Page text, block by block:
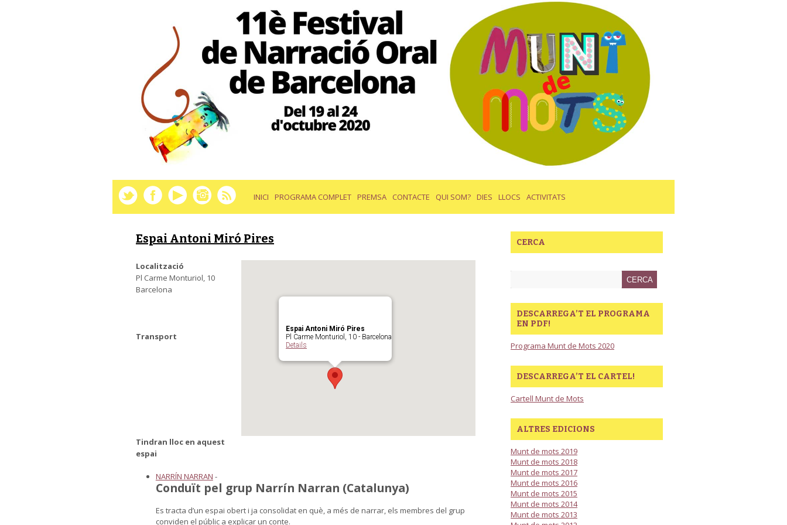
INICI PROGRAMA COMPLET PREMSA CONTACTE QUI SOM? DIES LLOCS ACTIVITATS
Espai Antoni Miró Pires
Espai Antoni Miró Pires
Pl Carme Monturiol, 10 - Barcelona
Details
Localització
Pl Carme Monturiol, 10
Barcelona
Transport
Tindran lloc en aquest
espai
NARRÍN NARRAN -
Conduït pel grup Narrín Narran (Catalunya)
Es tracta d’un espai obert i ja consolidat en què, a més de narrar, els membres del grup
conviden el públic a explicar un conte.
CERCA
DESCARREGA’T EL PROGRAMA
EN PDF!
Programa Munt de Mots 2020
DESCARREGA’T EL CARTEL!
Cartell Munt de Mots
ALTRES EDICIONS
Munt de mots 2019
Munt de mots 2018
Munt de mots 2017
Munt de mots 2016
Munt de mots 2015
Munt de mots 2014
Munt de mots 2013